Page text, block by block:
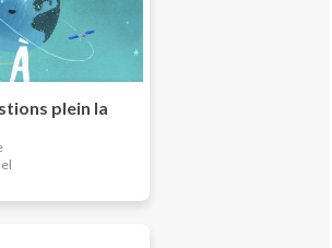
plein la